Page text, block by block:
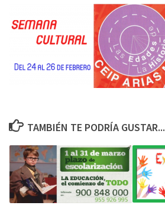
TAMBIÉN TE PODRÍA GUSTAR...